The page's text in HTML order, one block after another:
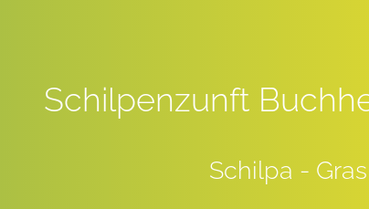
Schilpenzunft
Schilpa - Gras